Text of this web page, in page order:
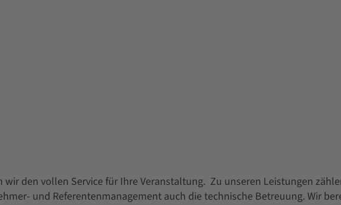
den vollen Service für Ihre Veranstaltung. Zu unseren Leistungen
und Referentenmanagement auch die technische Betreuung. Wir